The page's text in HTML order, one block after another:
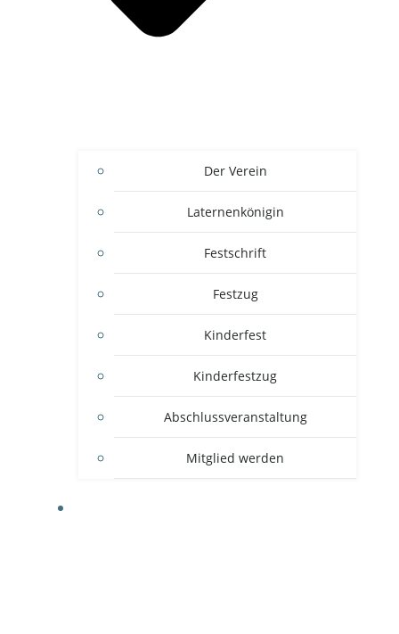
Der Verein
Laternenkönigin
Festschrift
Festzug
Kinderfest
Kinderfestzug
Abschlussveranstaltung
Mitglied werden